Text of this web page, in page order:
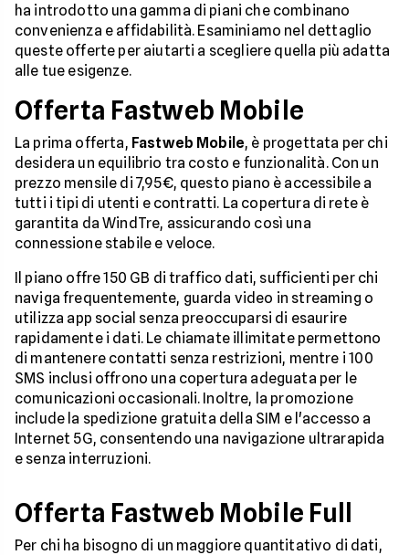
ha introdotto una gamma di piani che combinano
convenienza e affidabilità. Esaminiamo nel dettaglio
queste offerte per aiutarti a scegliere quella più adatta
alle tue esigenze.
Offerta Fastweb Mobile
La prima offerta, Fastweb Mobile, è progettata per chi
desidera un equilibrio tra costo e funzionalità. Con un
prezzo mensile di 7,95€, questo piano è accessibile a
tutti i tipi di utenti e contratti. La copertura di rete è
garantita da WindTre, assicurando così una
connessione stabile e veloce.
Il piano offre 150 GB di traffico dati, sufficienti per chi
naviga frequentemente, guarda video in streaming o
utilizza app social senza preoccuparsi di esaurire
rapidamente i dati. Le chiamate illimitate permettono
di mantenere contatti senza restrizioni, mentre i 100
SMS inclusi offrono una copertura adeguata per le
comunicazioni occasionali. Inoltre, la promozione
include la spedizione gratuita della SIM e l'accesso a
Internet 5G, consentendo una navigazione ultrarapida
e senza interruzioni.
Offerta Fastweb Mobile Full
Per chi ha bisogno di un maggiore quantitativo di dati,